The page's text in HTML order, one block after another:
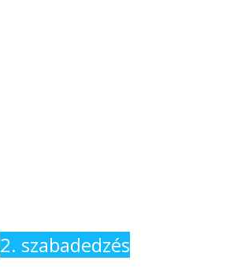
2. szabadedzés